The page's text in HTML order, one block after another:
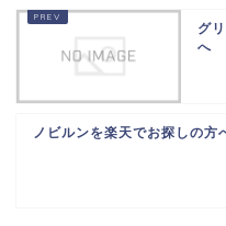
グ
へ
ノビルンを楽天でお探しの方